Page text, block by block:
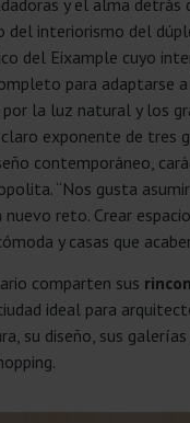
del interiorismo del
del Eixample cuyo
para adaptarse
la luz natural y los
exponente de tres
contemporáneo,
“Nos gusta
reto. Crear
y casas que
comparten sus
ideal para
su diseño, sus galerías